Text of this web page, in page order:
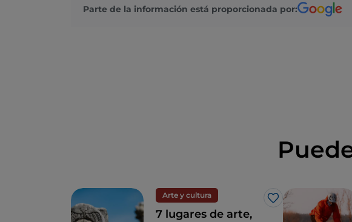
Parte de la información está proporcionada por:
Arte y cultura
Me gusta
7 lugares de arte,